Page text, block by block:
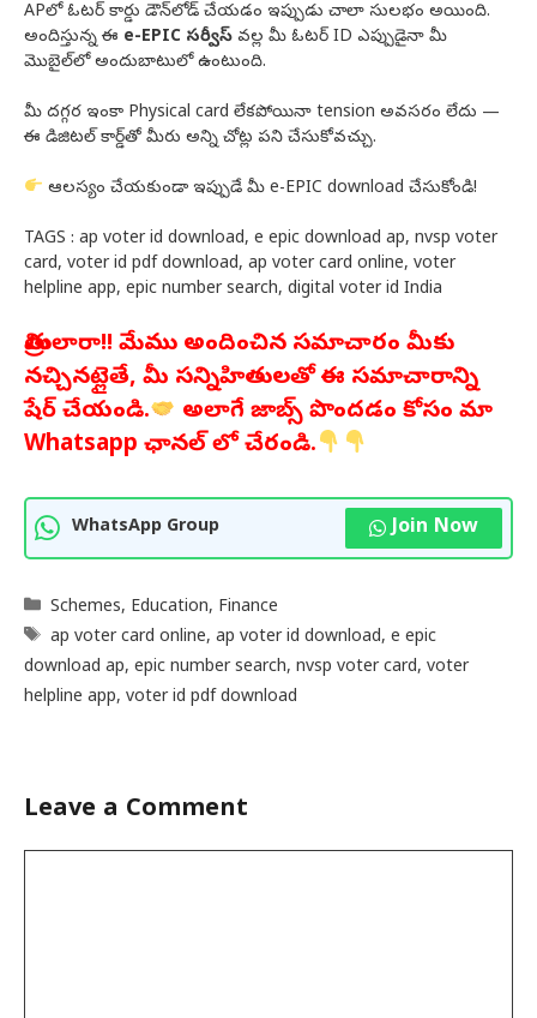
APలో ఓటర్ కార్డు డౌన్‌లోడ్ చేయడం ఇప్పుడు చాలా సులభం అయింది.
అందిస్తున్న ఈ e-EPIC సర్వీస్ వల్ల మీ ఓటర్ ID ఎప్పుడైనా మీ
మొబైల్‌లో అందుబాటులో ఉంటుంది.
మీ దగ్గర ఇంకా Physical card లేకపోయినా tension అవసరం లేదు —
ఈ డిజిటల్ కార్డ్‌తో మీరు అన్ని చోట్ల పని చేసుకోవచ్చు.
ఆలస్యం చేయకుండా ఇప్పుడే మీ e-EPIC download చేసుకోండి!
TAGS : ap voter id download, e epic download ap, nvsp voter
card, voter id pdf download, ap voter card online, voter
helpline app, epic number search, digital voter id India
మిత్రులారా!! మేము అందించిన సమాచారం మీకు
నచ్చినట్లైతే, మీ సన్నిహితులతో ఈ సమాచారాన్ని
షేర్ చేయండి.
అలాగే జాబ్స్ పొందడం కోసం మా
Whatsapp ఛానల్ లో చేరండి.
WhatsApp Group Join Now
Categories
Schemes, Education, Finance
Tags
ap voter card online,ap voter id download,e epic
download ap, epic number search, nvsp voter card, voter
helpline app, voter id pdf download
Leave a Comment